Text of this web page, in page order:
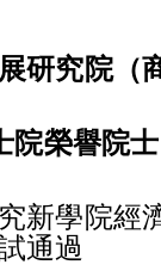
研究院（
院榮譽院
新學院經
通過